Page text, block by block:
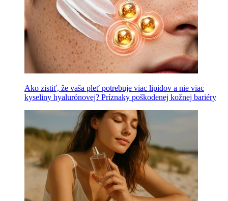
Ako zistiť, že vaša pleť potrebuje viac lipidov a nie viac
kyseliny hyalurónovej? Príznaky poškodenej kožnej bariéry